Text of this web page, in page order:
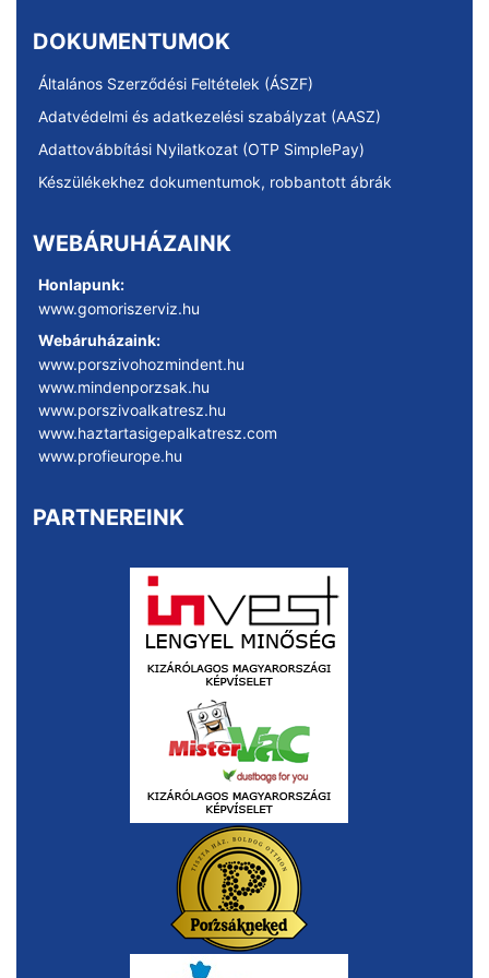
DOKUMENTUMOK
Általános Szerződési Feltételek (ÁSZF)
Adatvédelmi és adatkezelési szabályzat (AASZ)
Adattovábbítási Nyilatkozat (OTP SimplePay)
Készülékekhez dokumentumok, robbantott ábrák
WEBÁRUHÁZAINK
Honlapunk:
www.gomoriszerviz.hu
Webáruházaink:
www.porszivohozmindent.hu
www.mindenporzsak.hu
www.porszivoalkatresz.hu
www.haztartasigepalkatresz.com
www.profieurope.hu
PARTNEREINK